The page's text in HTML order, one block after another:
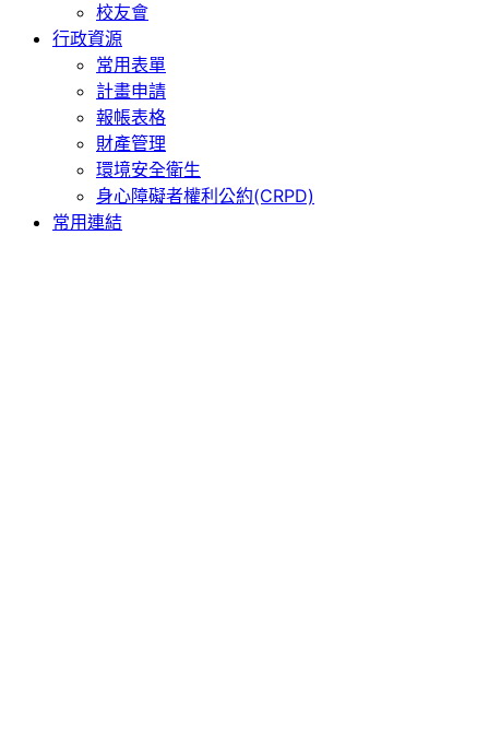
校友會
行政資源
常用表單
計畫申請
報帳表格
財產管理
環境安全衛生
身心障礙者權利公約(CRPD)
常用連結